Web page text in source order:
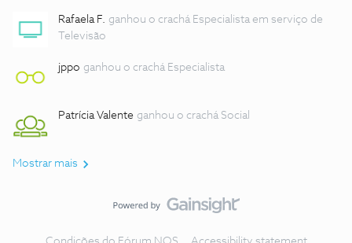
Rafaela F. ganhou o crachá Especialista em serviço de
Televisão
jppo ganhou o crachá Especialista
Patrícia Valente ganhou o crachá Social
Mostrar mais